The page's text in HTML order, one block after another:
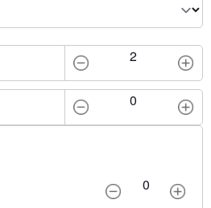
2
0
0